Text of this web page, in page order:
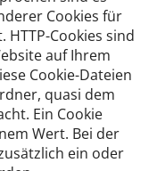
Cookies für
Cookies sind
auf Ihrem
Cookie-Dateien
quasi dem
Ein Cookie
Wert. Bei der
ein oder